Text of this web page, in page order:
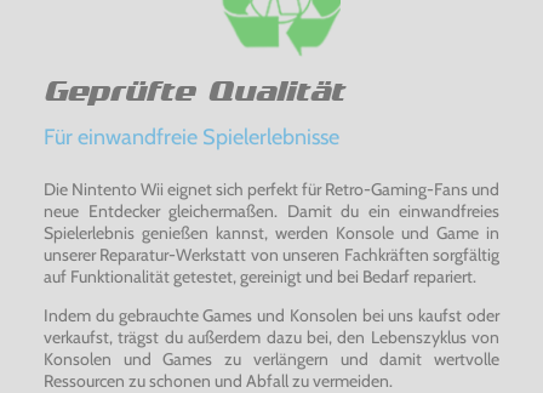
Geprüfte Qualität
Für einwandfreie Spielerlebnisse
Die Nintento Wii eignet sich perfekt für Retro-Gaming-Fans und
neue Entdecker gleichermaßen. Damit du ein einwandfreies
Spielerlebnis genießen kannst, werden Konsole und Game in
unserer Reparatur-Werkstatt von unseren Fachkräften sorgfältig
auf Funktionalität getestet, gereinigt und bei Bedarf repariert.
Indem du gebrauchte Games und Konsolen bei uns kaufst oder
verkaufst, trägst du außerdem dazu bei, den Lebenszyklus von
Konsolen und Games zu verlängern und damit wertvolle
Ressourcen zu schonen und Abfall zu vermeiden.